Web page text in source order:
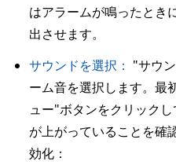
はアラームが鳴ったとき
出させます。
サウンドを選択： "サウ
ーム音を選択します。最
ュー"ボタンをクリック
が上がっていることを確
効化：